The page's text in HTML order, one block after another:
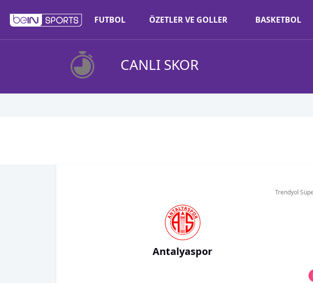
FUTBOL ÖZETLER VE GOLLER BASKETBOL
CANLI SKOR
Trendyol
Antalyaspor